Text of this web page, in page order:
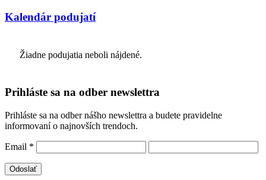
Kalendár podujatí
Žiadne podujatia neboli nájdené.
Prihláste sa na odber newslettra
Prihláste sa na odber nášho newslettra a budete pravidelne
informovaní o najnovších trendoch.
Email *